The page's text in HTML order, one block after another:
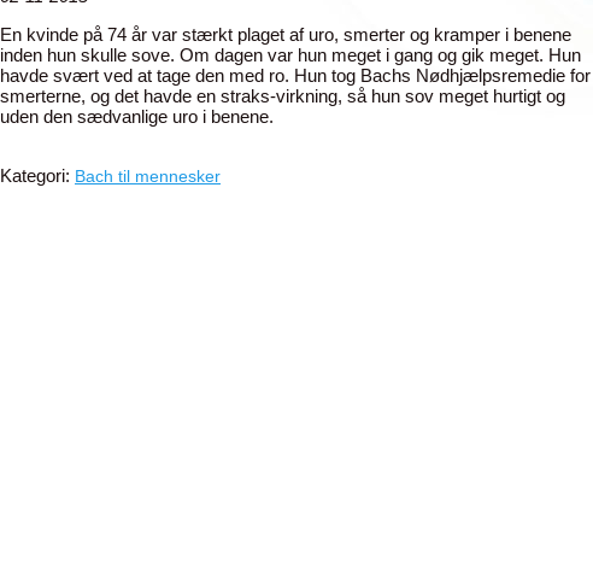
En kvinde på 74 år var stærkt plaget af uro, smerter og kramper i benene
inden hun skulle sove. Om dagen var hun meget i gang og gik meget. Hun
havde svært ved at tage den med ro. Hun tog Bachs Nødhjælpsremedie for
smerterne, og det havde en straks-virkning, så hun sov meget hurtigt og
uden den sædvanlige uro i benene.
Kategori: Bach til mennesker